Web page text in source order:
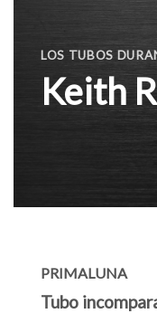
LOS TUBOS
Keith
PRIMALUNA
Tubo